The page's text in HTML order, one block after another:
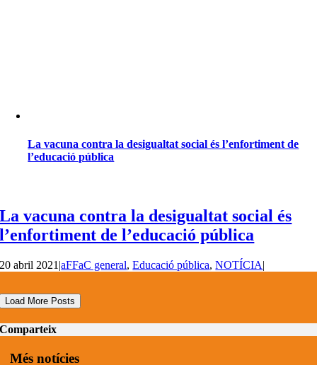
La vacuna contra la desigualtat social és l’enfortiment de
l’educació pública
La vacuna contra la desigualtat social és
l’enfortiment de l’educació pública
20 abril 2021 |aFFaC general,Educació pública,NOTÍCIA|
Load More Posts
Comparteix
Més notícies